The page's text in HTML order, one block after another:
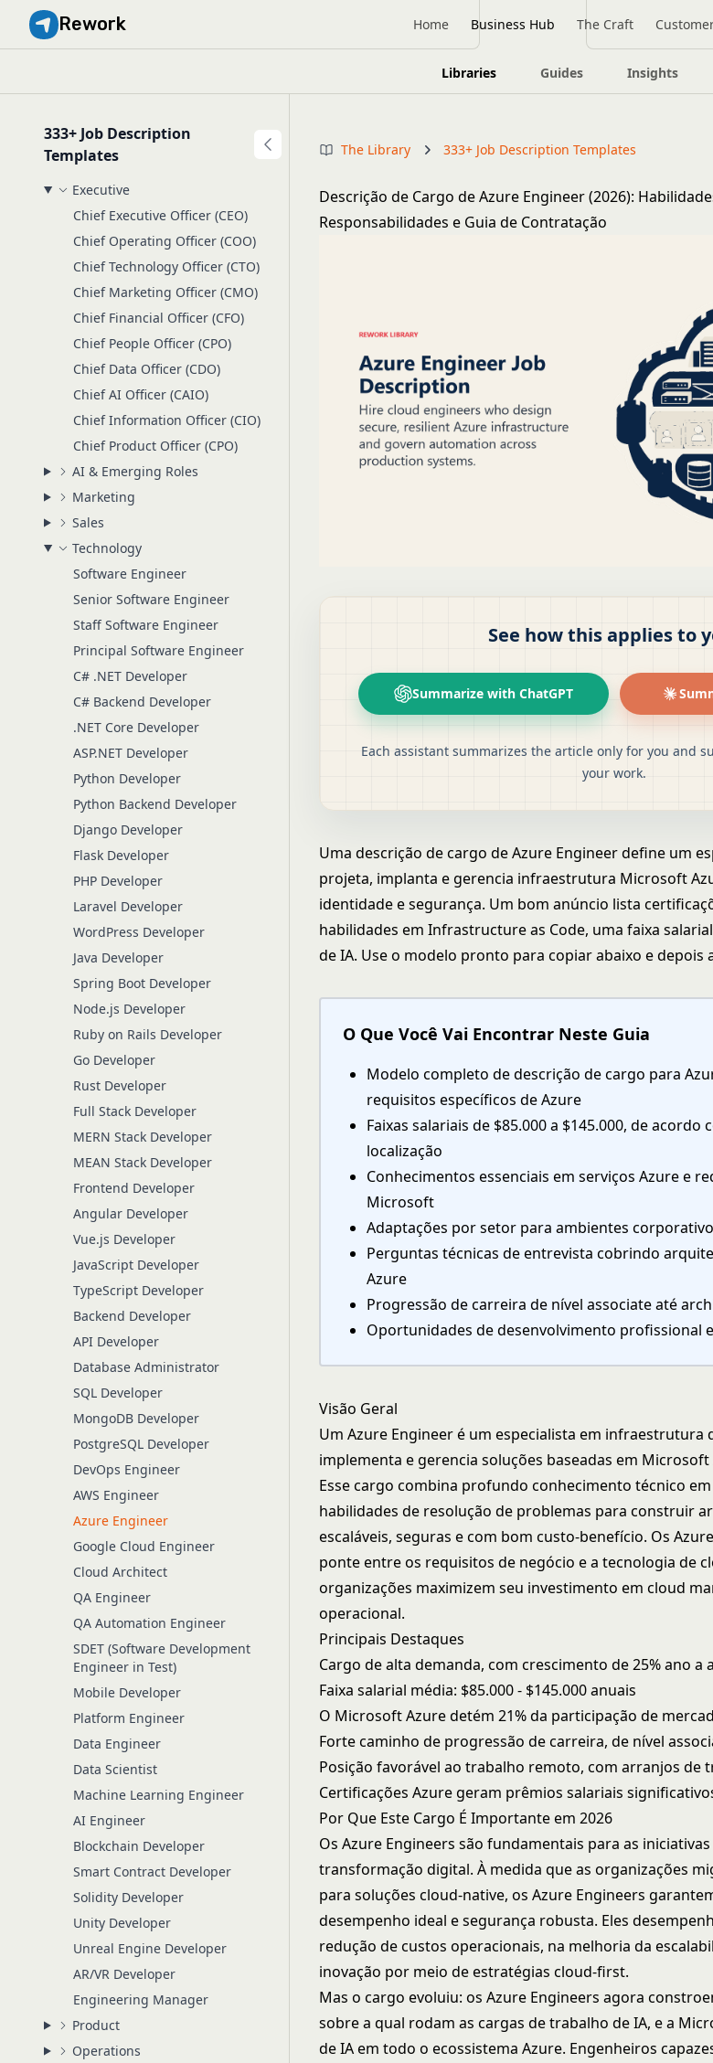
Rework Home Business Hub The Craft
Libraries Guides Insights
333+ Job Description
Templates
Executive
Chief Executive Officer (CEO)
Chief Operating Officer (COO)
Chief Technology Officer (CTO)
Chief Marketing Officer (CMO)
Chief Financial Officer (CFO)
Chief People Officer (CPO)
Chief Data Officer (CDO)
Chief AI Officer (CAIO)
Chief Information Officer (CIO)
Chief Product Officer (CPO)
AI & Emerging Roles
Marketing
Sales
Technology
Software Engineer
Senior Software Engineer
Staff Software Engineer
Principal Software Engineer
C# .NET Developer
C# Backend Developer
.NET Core Developer
ASP.NET Developer
Python Developer
Python Backend Developer
Django Developer
Flask Developer
PHP Developer
Laravel Developer
WordPress Developer
Java Developer
Spring Boot Developer
Node.js Developer
Ruby on Rails Developer
Go Developer
Rust Developer
Full Stack Developer
MERN Stack Developer
MEAN Stack Developer
Frontend Developer
Angular Developer
Vue.js Developer
JavaScript Developer
TypeScript Developer
Backend Developer
API Developer
Database Administrator
SQL Developer
MongoDB Developer
PostgreSQL Developer
DevOps Engineer
AWS Engineer
Azure Engineer
Google Cloud Engineer
Cloud Architect
QA Engineer
QA Automation Engineer
SDET (Software Development
Engineer in Test)
Mobile Developer
Platform Engineer
Data Engineer
Data Scientist
Machine Learning Engineer
AI Engineer
Blockchain Developer
Smart Contract Developer
Solidity Developer
Unity Developer
Unreal Engine Developer
AR/VR Developer
Engineering Manager
Product
Operations
The Library 333+ Job Description Templates
Descrição de Cargo de Azure Engineer (2026):
Responsabilidades e Guia de Contratação
See how this applies to
Summarize with ChatGPT
Each assistant summarizes the article only for you and
your work.
Uma descrição de cargo de Azure Engineer define um
projeta, implanta e gerencia infraestrutura Microsoft
identidade e segurança. Um bom anúncio lista
habilidades em Infrastructure as Code, uma faixa
de IA. Use o modelo pronto para copiar abaixo e depois
O Que Você Vai Encontrar Neste Guia
Modelo completo de descrição de cargo para
requisitos específicos de Azure
Faixas salariais de $85.000 a $145.000, de acordo
localização
Conhecimentos essenciais em serviços Azure e
Microsoft
Adaptações por setor para ambientes
Perguntas técnicas de entrevista cobrindo
Azure
Progressão de carreira de nível associate até
Oportunidades de desenvolvimento profissional
Visão Geral
Um Azure Engineer é um especialista em infraestrutura
implementa e gerencia soluções baseadas em
Esse cargo combina profundo conhecimento técnico
habilidades de resolução de problemas para construir
escaláveis, seguras e com bom custo-benefício. Os
ponte entre os requisitos de negócio e a tecnologia de
organizações maximizem seu investimento em cloud
operacional.
Principais Destaques
Cargo de alta demanda, com crescimento de 25% ano a
Faixa salarial média: $85.000 - $145.000 anuais
O Microsoft Azure detém 21% da participação de
Forte caminho de progressão de carreira, de nível
Posição favorável ao trabalho remoto, com arranjos de
Certificações Azure geram prêmios salariais
Por Que Este Cargo É Importante em 2026
Os Azure Engineers são fundamentais para as
transformação digital. À medida que as organizações
para soluções cloud-native, os Azure Engineers
desempenho ideal e segurança robusta. Eles
redução de custos operacionais, na melhoria da
inovação por meio de estratégias cloud-first.
Mas o cargo evoluiu: os Azure Engineers agora
sobre a qual rodam as cargas de trabalho de IA, e a
de IA em todo o ecossistema Azure. Engenheiros